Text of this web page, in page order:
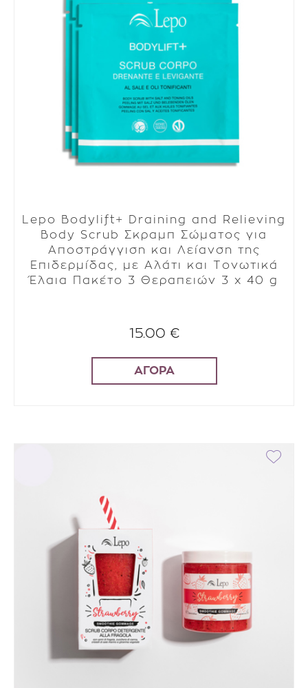
Lepo Bodylift+ Draining and Relieving
Body Scrub Σκραμπ Σώματος για
Αποστράγγιση και Λείανση της
Επιδερμίδας, με Αλάτι και Τονωτικά
Έλαια Πακέτο 3 Θεραπειών 3 x 40 g
15.00 €
ΑΓΟΡΑ